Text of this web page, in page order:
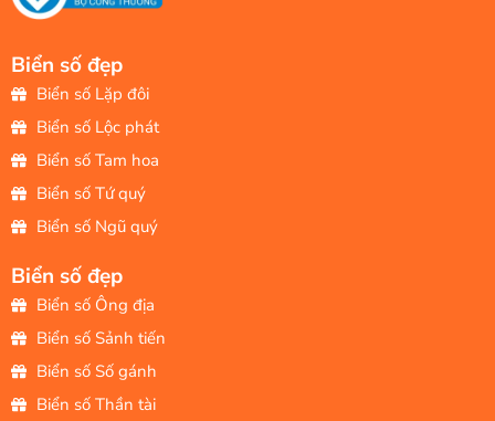
Biển số đẹp
Biển số Lặp đôi
Biển số Lộc phát
Biển số Tam hoa
Biển số Tứ quý
Biển số Ngũ quý
Biển số đẹp
Biển số Ông địa
Biển số Sảnh tiến
Biển số Số gánh
Biển số Thần tài